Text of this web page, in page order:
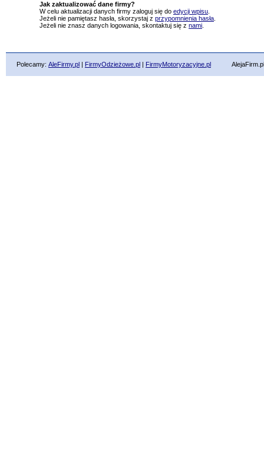
Jak zaktualizować dane firmy?
W celu aktualizacji danych firmy zaloguj się do edycji wpisu
Jeżeli nie pamiętasz hasła, skorzystaj z przypomnienia hasła
Jeżeli nie znasz danych logowania, skontaktuj się z nami
Polecamy: AleFirmy.pl | FirmyOdzieżowe.pl | FirmyMotoryzacyjne.pl AlejaFirm.pl